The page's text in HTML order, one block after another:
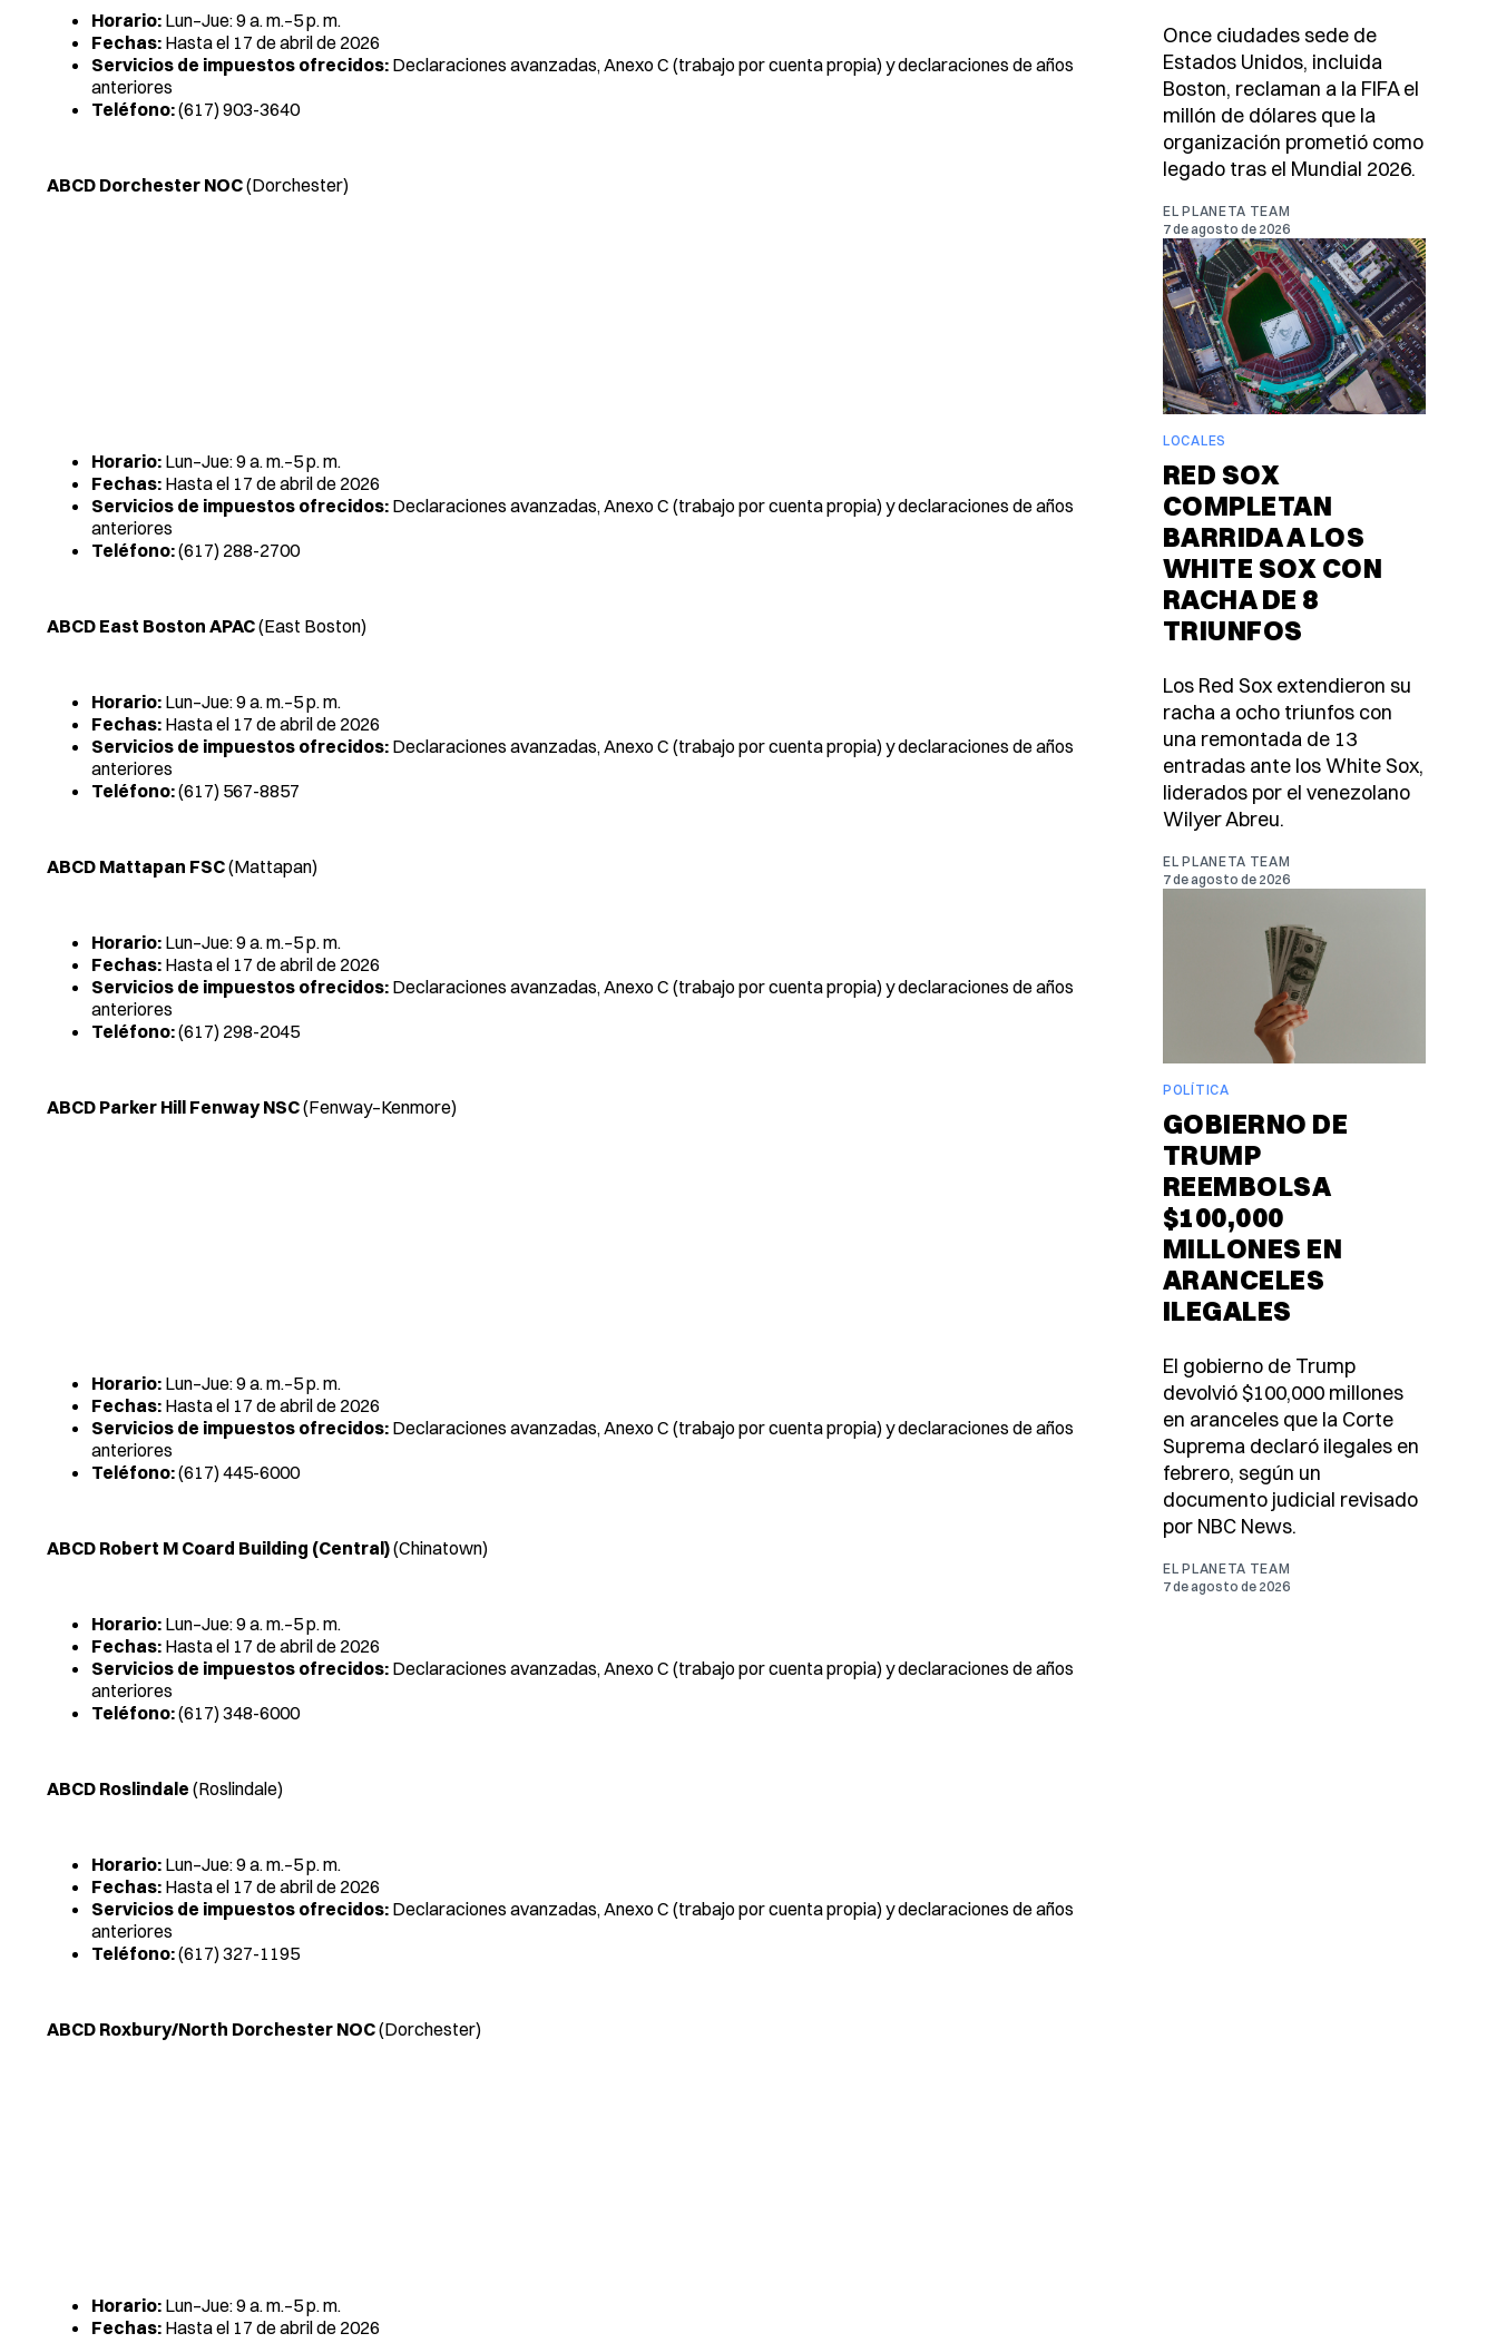
Horario: Lun–Jue: 9 a. m.–5 p. m.
Fechas: Hasta el 17 de abril de 2026
Servicios de impuestos ofrecidos: Declaraciones avanzadas, Anexo C (trabajo por cuenta propia) y declaraciones de años
anteriores
Teléfono:(617) 903-3640
ABCD Dorchester NOC(Dorchester)
Horario: Lun–Jue: 9 a. m.–5 p. m.
Fechas: Hasta el 17 de abril de 2026
Servicios de impuestos ofrecidos: Declaraciones avanzadas, Anexo C (trabajo por cuenta propia) y declaraciones de años
anteriores
Teléfono:(617) 288-2700
ABCD East Boston APAC(East Boston)
Horario: Lun–Jue: 9 a. m.–5 p. m.
Fechas: Hasta el 17 de abril de 2026
Servicios de impuestos ofrecidos: Declaraciones avanzadas, Anexo C (trabajo por cuenta propia) y declaraciones de años
anteriores
Teléfono:(617) 567-8857
ABCD Mattapan FSC(Mattapan)
Horario: Lun–Jue: 9 a. m.–5 p. m.
Fechas: Hasta el 17 de abril de 2026
Servicios de impuestos ofrecidos: Declaraciones avanzadas, Anexo C (trabajo por cuenta propia) y declaraciones de años
anteriores
Teléfono:(617) 298-2045
ABCD Parker Hill Fenway NSC(Fenway–Kenmore)
Horario: Lun–Jue: 9 a. m.–5 p. m.
Fechas: Hasta el 17 de abril de 2026
Servicios de impuestos ofrecidos: Declaraciones avanzadas, Anexo C (trabajo por cuenta propia) y declaraciones de años
anteriores
Teléfono:(617) 445-6000
ABCD Robert M Coard Building (Central)(Chinatown)
Horario: Lun–Jue: 9 a. m.–5 p. m.
Fechas: Hasta el 17 de abril de 2026
Servicios de impuestos ofrecidos: Declaraciones avanzadas, Anexo C (trabajo por cuenta propia) y declaraciones de años
anteriores
Teléfono:(617) 348-6000
ABCD Roslindale (Roslindale)
Horario: Lun–Jue: 9 a. m.–5 p. m.
Fechas: Hasta el 17 de abril de 2026
Servicios de impuestos ofrecidos: Declaraciones avanzadas, Anexo C (trabajo por cuenta propia) y declaraciones de años
anteriores
Teléfono:(617) 327-1195
ABCD Roxbury/North Dorchester NOC(Dorchester)
Horario: Lun–Jue: 9 a. m.–5 p. m.
Fechas: Hasta el 17 de abril de 2026
Once ciudades sede de
Estados Unidos, incluida
Boston, reclaman a la FIFA el
millón de dólares que la
organización prometió como
legado tras el Mundial 2026.
EL PLANETA TEAM
7 de agosto de 2026
LOCALES
RED SOX
COMPLETAN
BARRIDA A LOS
WHITE SOX CON
RACHA DE 8
TRIUNFOS
Los Red Sox extendieron su
racha a ocho triunfos con
una remontada de 13
entradas ante los White Sox,
liderados por el venezolano
Wilyer Abreu.
EL PLANETA TEAM
7 de agosto de 2026
POLÍTICA
GOBIERNO DE
TRUMP
REEMBOLSA
$100,000
MILLONES EN
ARANCELES
ILEGALES
El gobierno de Trump
devolvió $100,000 millones
en aranceles que la Corte
Suprema declaró ilegales en
febrero, según un
documento judicial revisado
por NBC News.
EL PLANETA TEAM
7 de agosto de 2026